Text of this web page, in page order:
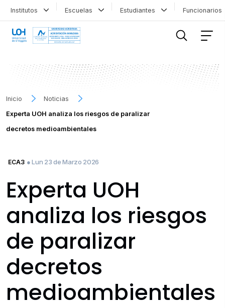
Institutos Escuelas Estudiantes
Inicio
Noticias
Experta UOH analiza los riesgos de paralizar
decretos medioambientales
ECA3 ● Lun 23 de Marzo 2026
Experta UOH
analiza los riesgos
de paralizar
decretos
medioambientales